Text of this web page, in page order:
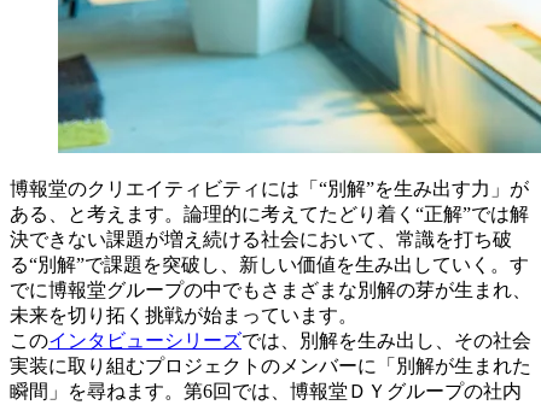
博報堂のクリエイティビティには「“別解”を生み出す力」が
ある、と考えます。論理的に考えてたどり着く“正解”では解
決できない課題が増え続ける社会において、常識を打ち破
る“別解”で課題を突破し、新しい価値を生み出していく。す
でに博報堂グループの中でもさまざまな別解の芽が生まれ、
未来を切り拓く挑戦が始まっています。
このインタビューシリーズでは、別解を生み出し、その社会
実装に取り組むプロジェクトのメンバーに「別解が生まれた
瞬間」を尋ねます。第6回では、博報堂ＤＹグループの社内